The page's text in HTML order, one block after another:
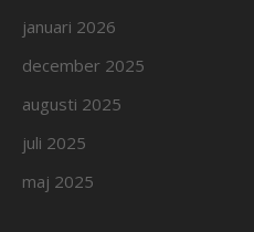
januari 2026
december 2025
augusti 2025
juli 2025
maj 2025